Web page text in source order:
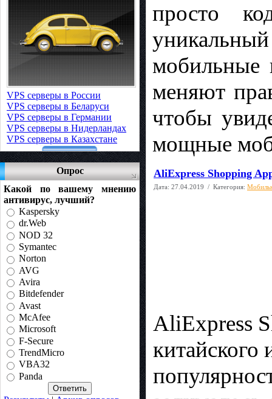
VPS серверы в России
VPS серверы в Беларуси
VPS серверы в Германии
VPS серверы в Нидерландах
VPS серверы в Казахстане
Опрос
Какой по вашему мнению
антивирус, лучший?
Kaspersky
dr.Web
NOD 32
Symantec
Norton
AVG
Avira
Bitdefender
Avast
McAfee
Microsoft
F-Secure
TrendMicro
VBA32
Panda
просто
мобильные
меняют
чтобы
мощные
AliExpress Shopping
Дата: 27.04.2019 / Категория:
AliExpress
китайского